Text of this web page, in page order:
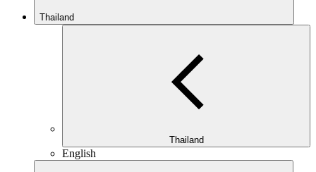
Thailand
Thailand
English